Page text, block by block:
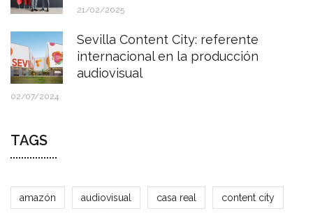
21/02/2025
Sevilla Content City: referente
internacional en la producción
audiovisual
02/07/2024
TAGS
amazón audiovisual casa real content city